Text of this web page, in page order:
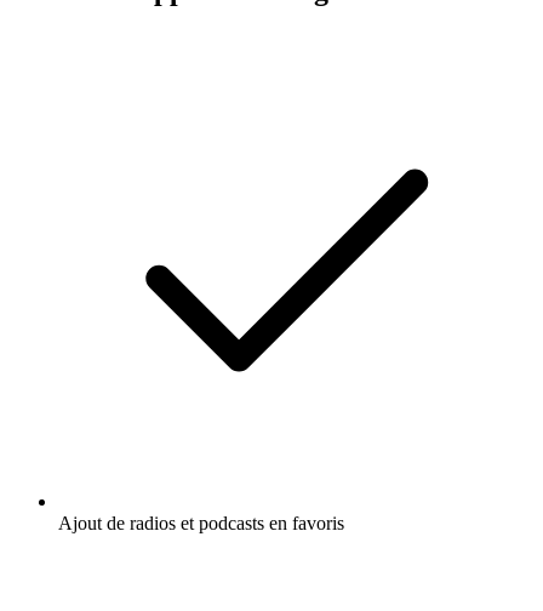
Ajout de radios et podcasts en favoris